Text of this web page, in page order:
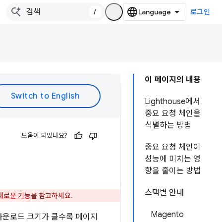
/ 로그인
이 페이지의 내용
Lighthouse에서
중요 요청 체인을
식별하는 방법
중요 요청 체인이
성능에 미치는 영
향을 줄이는 방법
스택별 안내
Magento
도움이 되었나요?
로운 기능을 참고하세요.
로드 크기가 클수록 페이지